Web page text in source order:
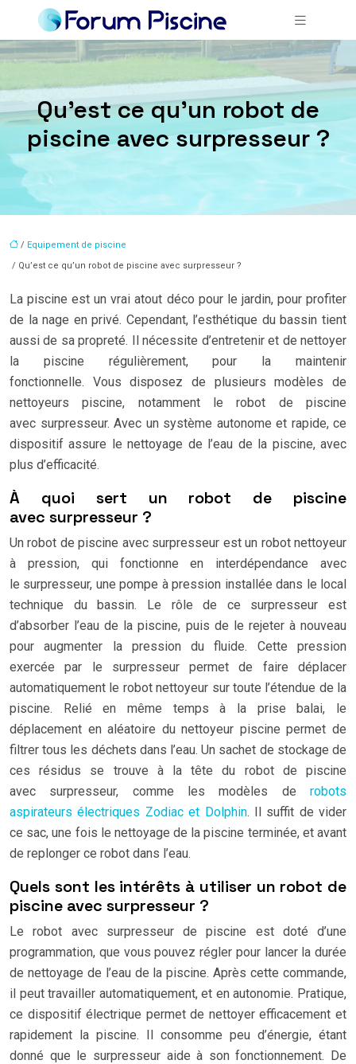
Qu’est ce qu’un robot de
piscine avec surpresseur ?
/ Equipement de piscine
/ Qu’est ce qu’un robot de piscine avec surpresseur ?
La piscine est un vrai atout déco pour le jardin, pour profiter
de la nage en privé. Cependant, l’esthétique du bassin tient
aussi de sa propreté. Il nécessite d’entretenir et de nettoyer
la piscine régulièrement, pour la maintenir
fonctionnelle. Vous disposez de plusieurs modèles de
nettoyeurs piscine, notamment le robot de piscine
avec surpresseur. Avec un système autonome et rapide, ce
dispositif assure le nettoyage de l’eau de la piscine, avec
plus d’efficacité.
À quoi sert un robot de piscine
avec surpresseur ?
Un robot de piscine avec surpresseur est un robot nettoyeur
à pression, qui fonctionne en interdépendance avec
le surpresseur, une pompe à pression installée dans le local
technique du bassin. Le rôle de ce surpresseur est
d’absorber l’eau de la piscine, puis de le rejeter à nouveau
pour augmenter la pression du fluide. Cette pression
exercée par le surpresseur permet de faire déplacer
automatiquement le robot nettoyeur sur toute l’étendue de la
piscine. Relié en même temps à la prise balai, le
déplacement en aléatoire du nettoyeur piscine permet de
filtrer tous les déchets dans l’eau. Un sachet de stockage de
ces résidus se trouve à la tête du robot de piscine
avec surpresseur, comme les modèles de robots
aspirateurs électriques Zodiac et Dolphin. Il suffit de vider
ce sac, une fois le nettoyage de la piscine terminée, et avant
de replonger ce robot dans l’eau.
Quels sont les intérêts à utiliser un robot de
piscine avec surpresseur ?
Le robot avec surpresseur de piscine est doté d’une
programmation, que vous pouvez régler pour lancer la durée
de nettoyage de l’eau de la piscine. Après cette commande,
il peut travailler automatiquement, et en autonomie. Pratique,
ce dispositif électrique permet de nettoyer efficacement et
rapidement la piscine. Il consomme peu d’énergie, étant
donné que le surpresseur aide à son fonctionnement. De